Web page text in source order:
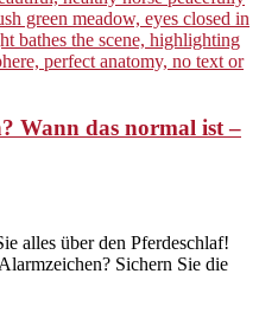
Wann das normal ist –
alles über den Pferdeschlaf!
Sichern Sie die